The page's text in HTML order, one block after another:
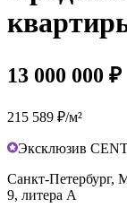
13 000 000 ₽
215 589 ₽/м²
Эксклюзив
Санкт-Петербург,
9, литера А